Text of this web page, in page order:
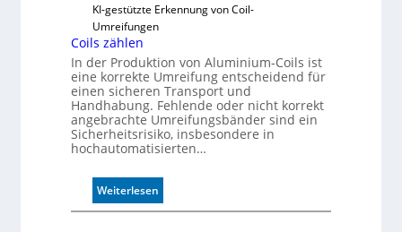
KI-gestützte Erkennung von Coil-
Umreifungen
Coils zählen
In der Produktion von Aluminium-Coils ist
eine korrekte Umreifung entscheidend für
einen sicheren Transport und
Handhabung. Fehlende oder nicht korrekt
angebrachte Umreifungsbänder sind ein
Sicherheitsrisiko, insbesondere in
hochautomatisierten…
Weiterlesen
C